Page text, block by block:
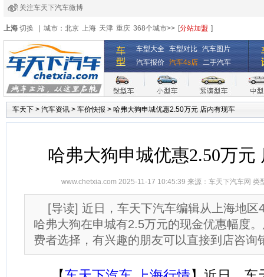
关注车天下汽车微博
经销商登录
注册 全国4s店
上海 切换 城市： 北京 上海 天津 重庆 368个城市>> [分站加盟 ]
车型大全 车型对比 汽车图片
汽车报价 汽车4s店 二手汽车
车天下 > 汽车资讯 > 车价快报 > 哈弗大狗申城优惠2.50万元 店内有现车
哈弗大狗申城优惠2.50万元
www.chetxia.com 2025-11-17 10:45:39 来源： 车天下汽车网 类
[导读] 近日，车天下汽车编辑从上海地区
哈弗大狗在申城有2.5万元的现金优惠幅度
费者选择，有兴趣的朋友可以直接到店咨询